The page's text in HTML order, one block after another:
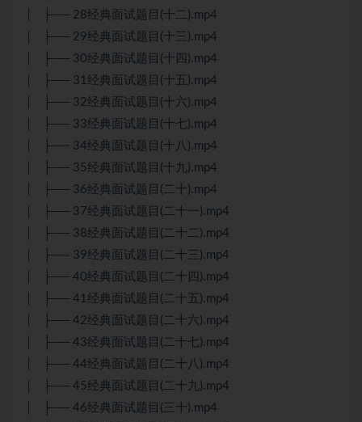
│ ├── 28经典面试题目(十二).mp4
│ ├── 29经典面试题目(十三).mp4
│ ├── 30经典面试题目(十四).mp4
│ ├── 31经典面试题目(十五).mp4
│ ├── 32经典面试题目(十六).mp4
│ ├── 33经典面试题目(十七).mp4
│ ├── 34经典面试题目(十八).mp4
│ ├── 35经典面试题目(十九).mp4
│ ├── 36经典面试题目(二十).mp4
│ ├── 37经典面试题目(二十一).mp4
│ ├── 38经典面试题目(二十二).mp4
│ ├── 39经典面试题目(二十三).mp4
│ ├── 40经典面试题目(二十四).mp4
│ ├── 41经典面试题目(二十五).mp4
│ ├── 42经典面试题目(二十六).mp4
│ ├── 43经典面试题目(二十七).mp4
│ ├── 44经典面试题目(二十八).mp4
│ ├── 45经典面试题目(二十九).mp4
│ ├── 46经典面试题目(三十).mp4